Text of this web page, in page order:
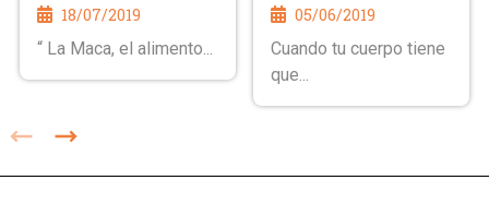
18/07/2019
“ La Maca, el alimento...
05/06/2019
Cuando tu cuerpo tiene
que...